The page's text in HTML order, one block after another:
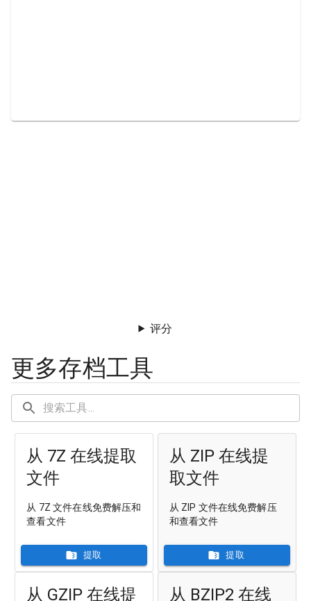
评分
更多存档工具
从 7Z 在线提取
文件
从 7Z 文件在线免费解压和
查看文件
提取
从 ZIP 在线提
取文件
从 ZIP 文件在线免费解压
和查看文件
提取
从 GZIP 在线提 从 BZIP2 在线